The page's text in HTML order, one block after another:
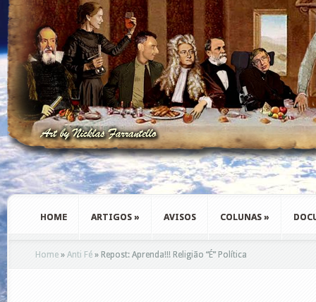
HOME ARTIGOS » AVISOS COLUNAS »
Home » Anti Fé » Repost: Aprenda!!! Religião “É” Política